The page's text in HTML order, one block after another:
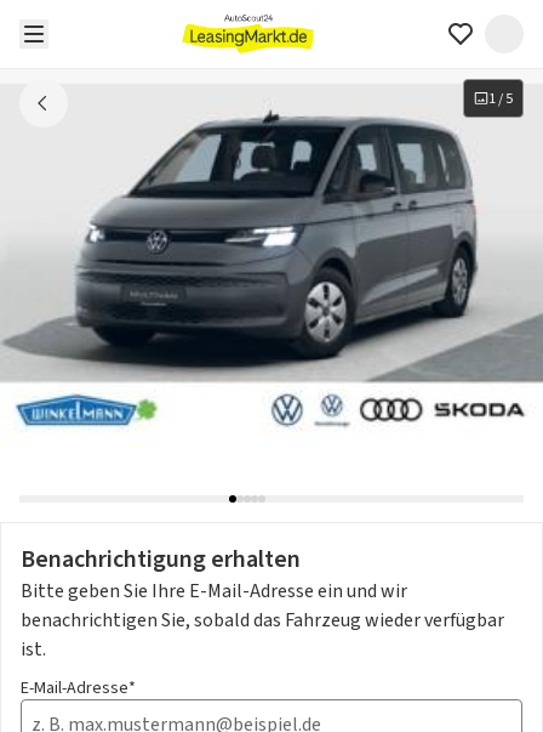
1/5
Benachrichtigung erhalten
Bitte geben Sie Ihre E-Mail-Adresse ein und wir
benachrichtigen Sie, sobald das Fahrzeug wieder verfügbar
ist.
E-Mail-Adresse*